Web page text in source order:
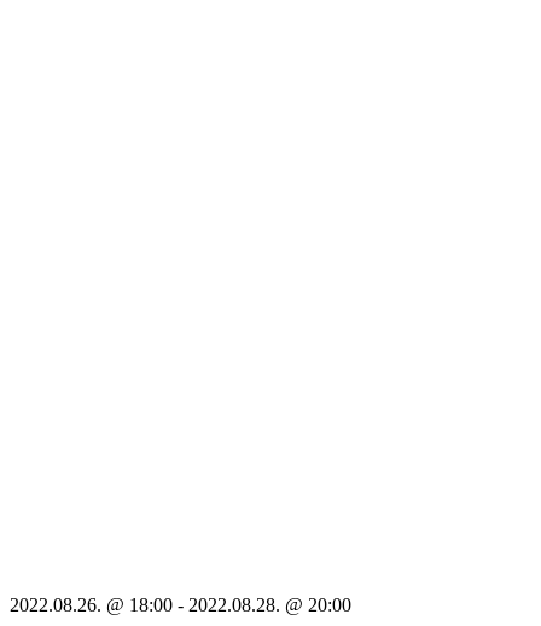
2022.08.26. @ 18:00 - 2022.08.28. @ 20:00